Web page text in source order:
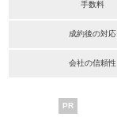
手数料
成約後の対応
会社の信頼性
PR